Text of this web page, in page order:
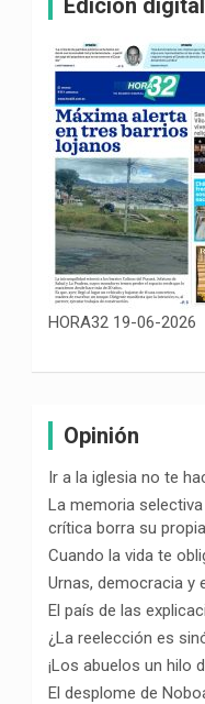
Edición digital
HORA32 19-06-2026
Opinión
Ir a la iglesia no te
La memoria
crítica borra su
Cuando la vida te
Urnas, democracia y
El país de las
¿La reelección es
¡Los abuelos un hilo
El desplome de